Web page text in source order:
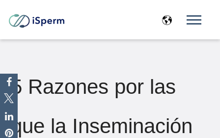
5 Razones por las
que la Inseminación